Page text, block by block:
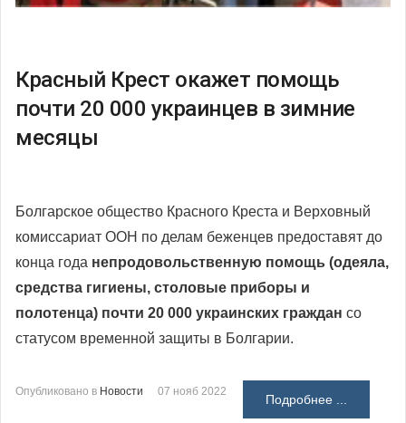
Красный Крест окажет помощь
почти 20 000 украинцев в зимние
месяцы
Болгарское общество Красного Креста и Верховный
комиссариат ООН по делам беженцев предоставят до
конца года непродовольственную помощь (одеяла,
средства гигиены, столовые приборы и
полотенца) почти 20 000 украинских граждан со
статусом временной защиты в Болгарии.
Опубликовано в Новости 07 нояб 2022
Подробнее ...